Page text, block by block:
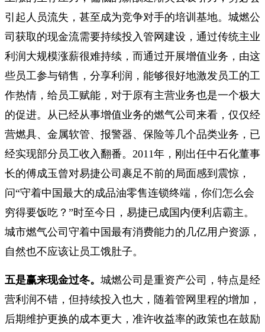
引起人员流失，甚至成为竞争对手的培训基地。城燃公
司获取的现金流需要持续投入管网建设，通过传统主业
利润大规模涨薪很难持续，而通过开展增值业务，由这
些员工参与销售，分享利润，能够很好地激发员工的工
作热情，给员工赋能，对于原有主营业务也是一个极大
的促进。从已经从事增值业务的燃气公司来看，仅仅经
营燃具、金属软管、报警器、保险等几个品类业务，已
经实现部分员工收入翻番。2011年，刚出任中石化董事
长的傅成玉曾对易捷公司裹足不前的局面感到震惊，
问“守着中国最大的成品油零售连锁终端，你们怎么会
穷得要饭吃？”时至今日，易捷已成国内便利店霸主。
城市燃气公司守着中国最有消费能力的几亿用户资源，
自然也不应该让员工饿肚子。
五是赢来现金过冬。 城燃公司是重资产公司，特点是经
营利润不错，但持续投入也大，随着管网里程的增加，
后期维护更换的成本更大，准许收益率的政策也在鼓励